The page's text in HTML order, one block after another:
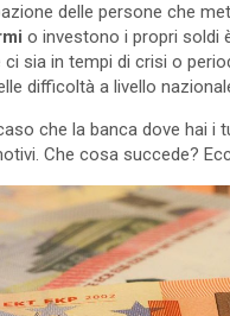
delle persone che
o investono i propri soldi
sia in tempi di crisi o
difficoltà a livello
che la banca dove hai i
Che cosa succede?